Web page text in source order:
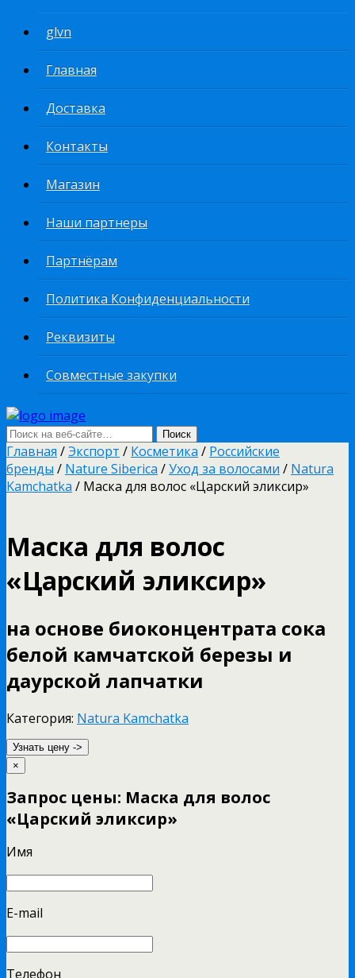
glvn
Главная
Доставка
Контакты
Магазин
Наши партнеры
Партнёрам
Политика Конфиденциальности
Реквизиты
Совместные закупки
Главная /Экспорт / Косметика / Российские
бренды / Nature Siberica /Уход за волосами / Natura
Kamchatka / Маска для волос «Царский эликсир»
Маска для волос
«Царский эликсир»
на основе биоконцентрата сока
белой камчатской березы и
даурской лапчатки
Категория: Natura Kamchatka
Узнать цену ->
×
Запрос цены: Маска для волос
«Царский эликсир»
Имя
E-mail
Телефон